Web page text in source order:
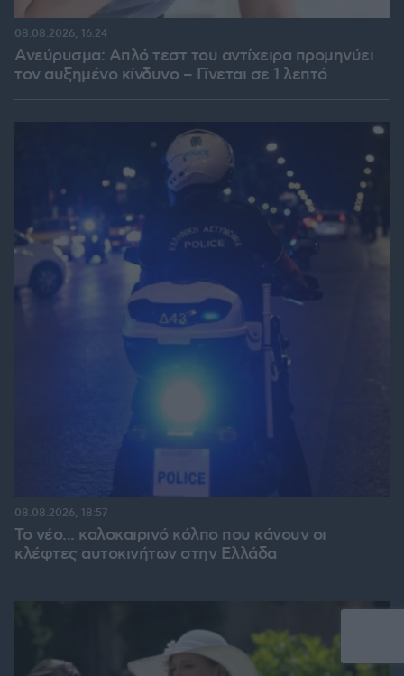
Ανεύρυσμα: Απλό τεστ του αντίχειρα προμηνύει
τον αυξημένο κίνδυνο – Γίνεται σε 1 λεπτό
08.08.2026, 16:24
Το νέο... καλοκαιρινό κόλπο που κάνουν οι
κλέφτες αυτοκινήτων στην Ελλάδα
08.08.2026, 18:57